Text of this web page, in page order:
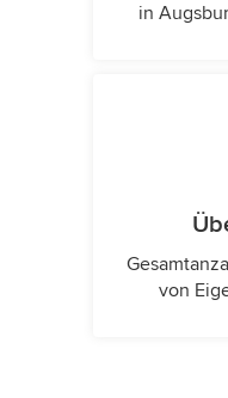
in
von